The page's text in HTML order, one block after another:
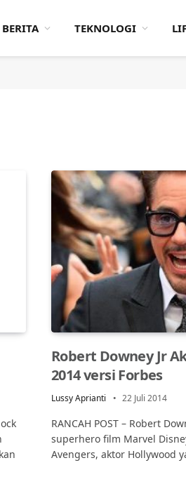
BERITA TEKNOLOGI
Robert Downey Jr
2014 versi Forbes
Lussy Aprianti 22 Juli 2014
RANCAH POST – Robert
superhero film Marvel
Avengers, aktor Hollywood